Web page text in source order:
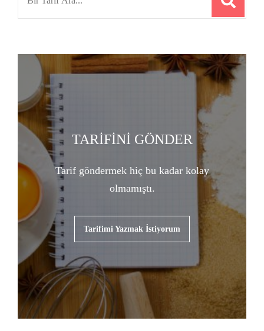
TARİFİNİ GÖNDER
Tarif göndermek hiç bu kadar kolay
olmamıştı.
Tarifimi Yazmak İstiyorum